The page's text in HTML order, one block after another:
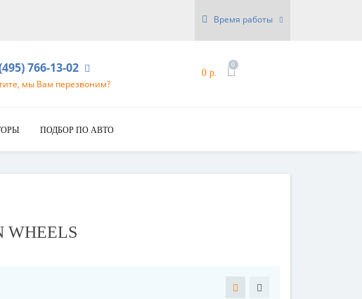
Время работы
766-13-02
мы Вам перезвоним?
0 р.
0
ПОДБОР ПО АВТО
WHEELS